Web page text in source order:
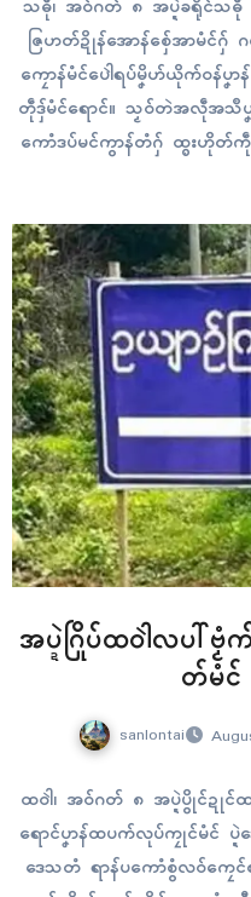
သဓီု၊ အဝ်ဂတ် ၈ အပ္ဍဲခရိုၚ်သဓီု
ဇြဟတ်ဍိုန်အောန်စှ်ေအာမံၚ်
ကၠောန်မံၚ်ပေါဲရပ်မၞိဟ်ယိုက်ဝန်ပၞ
တဵုဒှ်မံၚ်ရောၚ်။ သၟဝ်တဲအလဵုအသဳပၞာ
ကောံဒပ်မၚ်ကွာန်တံဂှ် ထ္ၜးဟို
အရာ သ္ဇိုၚ်မၞိဟ်ဟီုတှ်ေ အခေါၚ်ကၠေ
ကၠုၚ် အခေါၚ်
အပ္ဍဲဂြိုပ်ထဝါဲလပ
တ်မံ
sanlontai
ထဝါဲ၊ အဝ်ဂတ် ၈ အပ္ဍဲပွိုၚ်ဍု
ရောၚ်ပၞာန်ထပက်လုပ်ကၠုၚ်မံၚ် ပ္
ဒေသတံ ရာန်ပကောံစွံလဝ်ကၠ